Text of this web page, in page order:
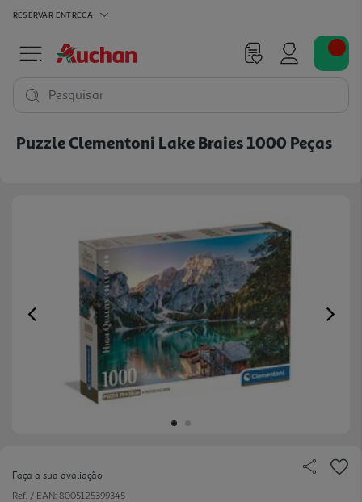
RESERVAR ENTREGA
Pesquisar
Puzzle Clementoni Lake Braies 1000 Peças
Previous
Faça a sua avaliação
Ref. / EAN: 8005125399345